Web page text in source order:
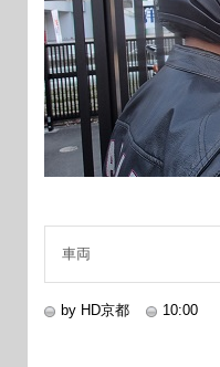
車両
by HD京都 10:00